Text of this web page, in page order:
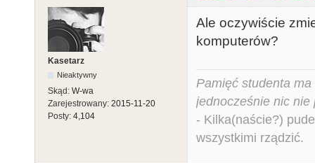
Kasetarz
Nieaktywny
Skąd: W-wa
Zarejestrowany: 2015-11-20
Posty: 4,104
Ale oczywiście
komputerów?
Pamięć studenta
jednocześnie nic nie
- Kilka(naście?)
wszystkimi rządzić.